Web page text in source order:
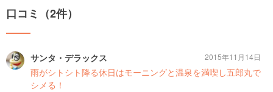
口コミ（2件）
サンタ・デラックス
雨がシトシト降る休日はモーニングと温泉を満喫し五郎丸で
シメる！
2015年11月14日